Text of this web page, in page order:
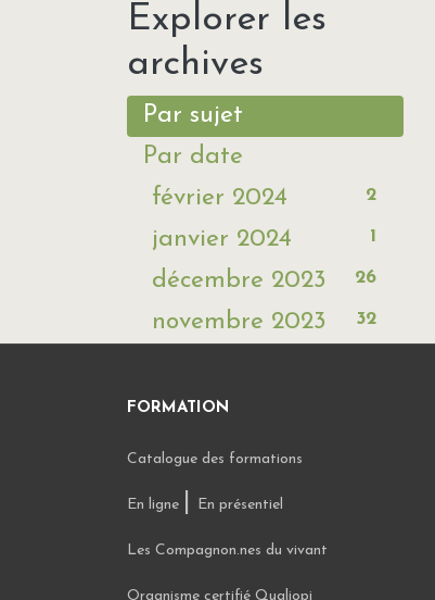
Explorer les
archives
Par sujet
Par date
février 2024
2
janvier 2024 1
décembre 2023 26
novembre 2023 32
FORMATION
Catalogue des formations
En ligne En présentiel
Les Compagnon.nes du vivant
Organisme certifié Qualiopi